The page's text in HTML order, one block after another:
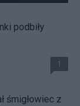
podbiły
1
śmigłowiec z